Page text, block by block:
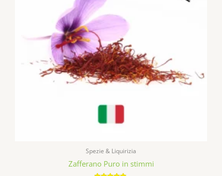
Spezie & Liquirizia
Zafferano Puro in stimmi